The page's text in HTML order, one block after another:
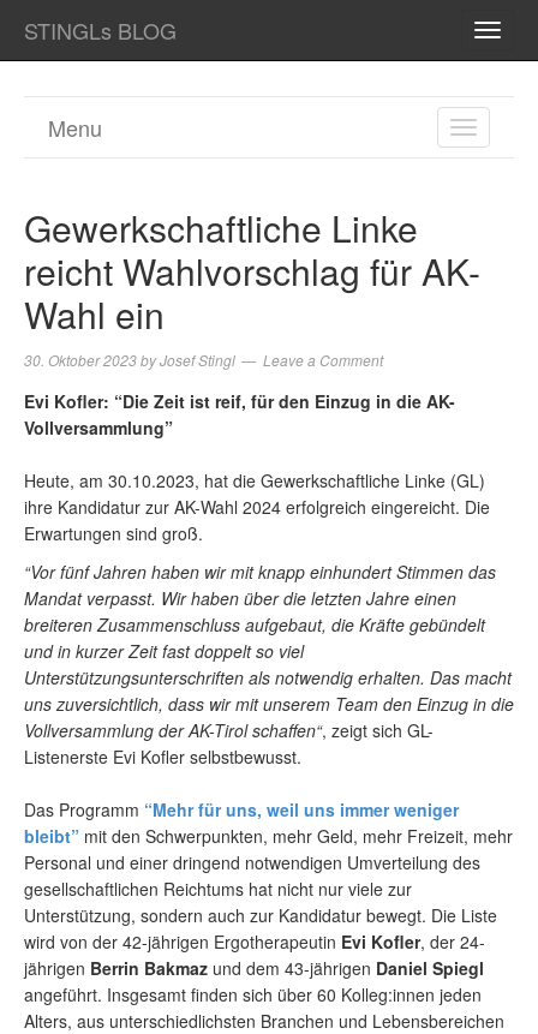
STINGLs BLOG
TOGGLE
Menu
Gewerkschaftliche Linke
reicht Wahlvorschlag für AK-
Wahl ein
30. Oktober 2023byJosef Stingl Leave a Comment
Evi Kofler: “Die Zeit ist reif, für den Einzug in die AK-
Vollversammlung”
Heute, am 30.10.2023, hat die Gewerkschaftliche Linke (GL)
ihre Kandidatur zur AK-Wahl 2024 erfolgreich eingereicht. Die
Erwartungen sind groß.
“Vor fünf Jahren haben wir mit knapp einhundert Stimmen das
Mandat verpasst. Wir haben über die letzten Jahre einen
breiteren Zusammenschluss aufgebaut, die Kräfte gebündelt
und in kurzer Zeit fast doppelt so viel
Unterstützungsunterschriften als notwendig erhalten. Das macht
uns zuversichtlich, dass wir mit unserem Team den Einzug in die
Vollversammlung der AK-Tirol schaffen“, zeigt sich GL-
Listenerste Evi Kofler selbstbewusst.
Das Programm “Mehr für uns, weil uns immer weniger
bleibt” mit den Schwerpunkten, mehr Geld, mehr Freizeit, mehr
Personal und einer dringend notwendigen Umverteilung des
gesellschaftlichen Reichtums hat nicht nur viele zur
Unterstützung, sondern auch zur Kandidatur bewegt. Die Liste
wird von der 42-jährigen Ergotherapeutin Evi Kofler, der 24-
jährigen Berrin Bakmaz und dem 43-jährigen Daniel Spiegl
angeführt. Insgesamt finden sich über 60 Kolleg:innen jeden
Alters, aus unterschiedlichsten Branchen und Lebensbereichen